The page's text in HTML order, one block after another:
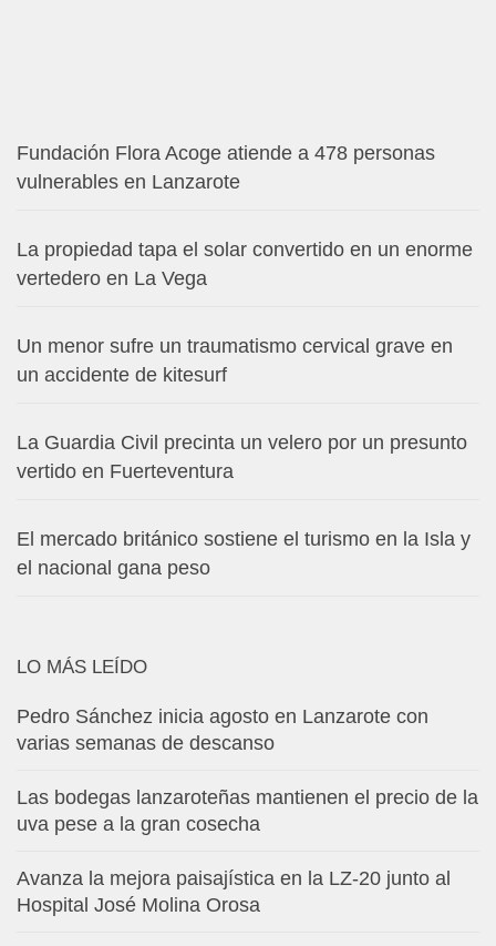
Fundación Flora Acoge atiende a 478 personas
vulnerables en Lanzarote
La propiedad tapa el solar convertido en un enorme
vertedero en La Vega
Un menor sufre un traumatismo cervical grave en
un accidente de kitesurf
La Guardia Civil precinta un velero por un presunto
vertido en Fuerteventura
El mercado británico sostiene el turismo en la Isla y
el nacional gana peso
LO MÁS LEÍDO
Pedro Sánchez inicia agosto en Lanzarote con
varias semanas de descanso
Las bodegas lanzaroteñas mantienen el precio de la
uva pese a la gran cosecha
Avanza la mejora paisajística en la LZ-20 junto al
Hospital José Molina Orosa